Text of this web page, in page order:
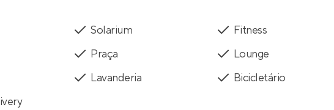
Solarium
Fitness
Praça
Lounge
Lavanderia
Bicicletário